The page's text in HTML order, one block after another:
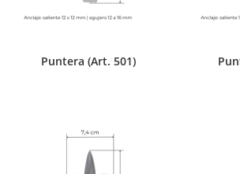
Puntera (Art. 501)